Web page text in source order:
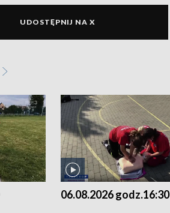
UDOSTĘPNIJ NA X
06.08.2026 godz.16:30